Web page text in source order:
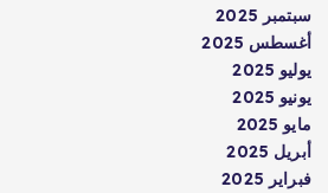
سبتمبر 2025
أغسطس 2025
يوليو 2025
يونيو 2025
مايو 2025
أبريل 2025
فبراير 2025